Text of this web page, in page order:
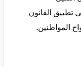
تطبيق القانون
المواطنين.